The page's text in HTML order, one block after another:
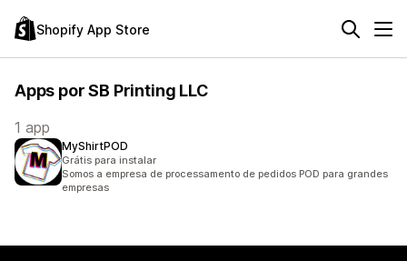
Shopify App Store
Apps por SB Printing LLC
1 app
MyShirtPOD
Grátis para instalar
Somos a empresa de processamento de pedidos POD para grandes
empresas